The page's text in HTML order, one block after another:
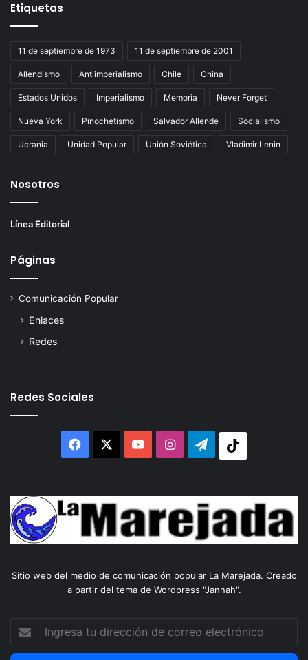
Etiquetas
11 de septiembre de 1973 11 de septiembre de 2001
Allendismo Antiimperialismo Chile China
Estados Unidos Imperialismo Memoria Never Forget
Nueva York Pinochetismo Salvador Allende Socialismo
Ucrania Unidad Popular Unión Soviética Vladimir Lenin
Nosotros
Línea Editorial
Páginas
Comunicación Popular
Enlaces
Redes
Redes Sociales
Facebook YouTubeInstagram
Telegram
Sitio web del medio de comunicación popular La Marejada. Creado
a partir del tema de Wordpress "Jannah".
dirección